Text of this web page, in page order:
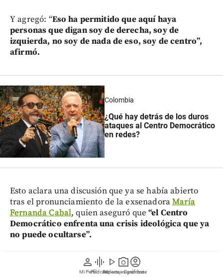
person
Mi Perfil
graphic_eq
Pódcast
play_arrow
Videos
photo_camera
Reportajes gráficos
account_circle
Suscríbete
Y agregó: “Eso ha permitido que aquí haya
personas que digan soy de derecha, soy de
izquierda, no soy de nada de eso, soy de centro”,
afirmó.
Colombia
¿Qué hay detrás de los duros
ataques al Centro Democrático
en redes?
Esto aclara una discusión que ya se había abierto
tras el pronunciamiento de la exsenadoraMaría
Fernanda Cabal, quien aseguró que“el Centro
Democrático enfrenta una crisis ideológica que ya
no puede ocultarse”.